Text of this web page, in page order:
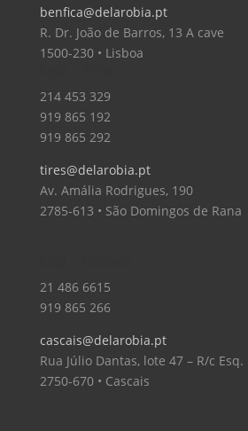
benfica@delarobia.pt
R. Dr. João de Barros, 13 A cave
1500-230 • Lisboa
214 453 329
919 865 192
919 865 292
tires@delarobia.pt
Av. Amália Rodrigues, 190
2785-613 • São Domingos de Rana
21 486 6615
919 865 266
cascais@delarobia.pt
Rua Júlio Dantas, lote 47 – R/c Esq.
2750-670 • Cascais